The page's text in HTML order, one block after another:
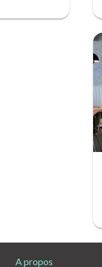
A propos